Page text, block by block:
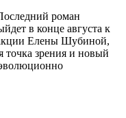
роман
в конце августа к
Елены Шубиной,
точка зрения и новый